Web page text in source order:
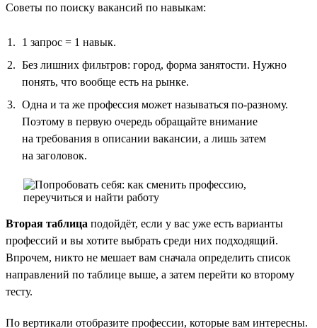
Советы по поиску вакансий по навыкам:
1 запрос = 1 навык.
Без лишних фильтров: город, форма занятости. Нужно
понять, что вообще есть на рынке.
Одна и та же профессия может называться по-разному.
Поэтому в первую очередь обращайте внимание
на требования в описании вакансии, а лишь затем
на заголовок.
Вторая таблица подойдёт, если у вас уже есть варианты
профессий и вы хотите выбрать среди них подходящий.
Впрочем, никто не мешает вам сначала определить список
направлений по таблице выше, а затем перейти ко второму
тесту.
По вертикали отобразите профессии, которые вам интересны.